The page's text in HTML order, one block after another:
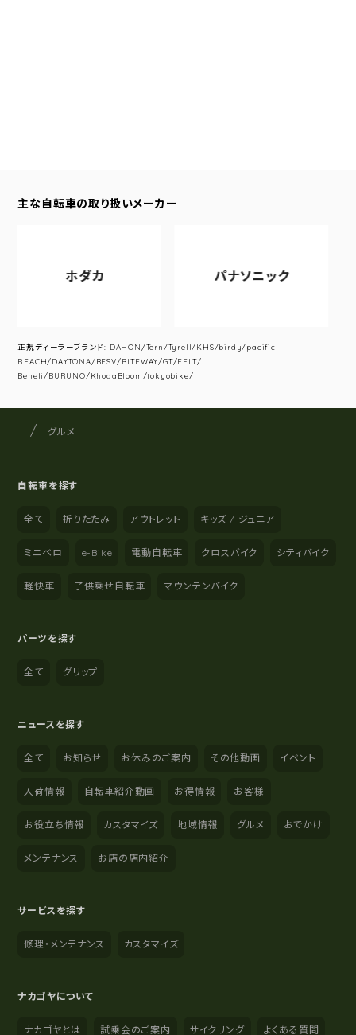
主な自転車の取り扱いメーカー
ホダカ パナソニック
正規ディーラーブランド: DAHON/Tern/Tyrell/KHS/birdy/pacific
REACH/DAYTONA/BESV/RITEWAY/GT/FELT/
Beneli/BURUNO/KhodaBloom/tokyobike/
サイト内の現在地
サイクルショップナカゴヤ
グルメ
自転車を探す
全て 折りたたみ アウトレット キッズ / ジュニア
ミニベロ e-Bike 電動自転車 クロスバイク シティバイク
軽快車 子供乗せ自転車 マウンテンバイク
パーツを探す
全て グリップ
ニュースを探す
全て お知らせ お休みのご案内 その他動画 イベント
入荷情報 自転車紹介動画 お得情報 お客様
お役立ち情報 カスタマイズ 地域情報 グルメ おでかけ
メンテナンス お店の店内紹介
サービスを探す
修理・メンテナンス カスタマイズ
ナカゴヤについて
ナカゴヤとは 試乗会のご案内 サイクリング よくある質問